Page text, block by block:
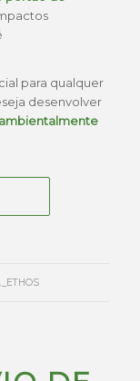
para qualquer
desenvolver